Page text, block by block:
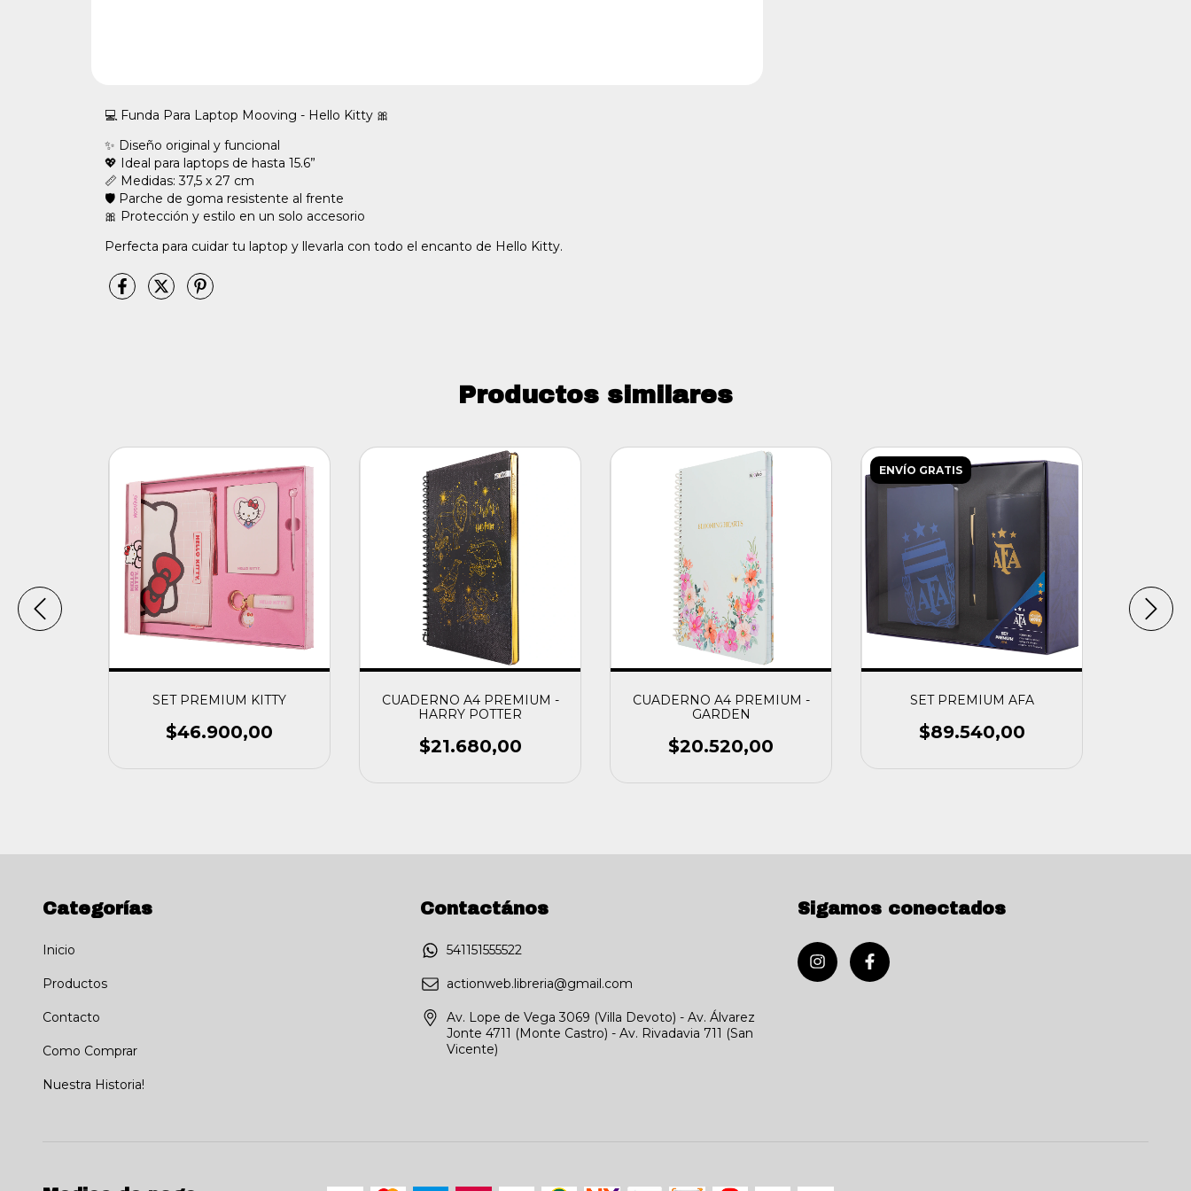
💻 Funda Para Laptop Mooving - Hello Kitty 🎀
✨ Diseño original y funcional
💖 Ideal para laptops de hasta 15.6”
📏 Medidas: 37,5 x 27 cm
🛡️ Parche de goma resistente al frente
🎀 Protección y estilo en un solo accesorio
Perfecta para cuidar tu laptop y llevarla con todo el encanto de Hello Kitty.
Productos similares
SET PREMIUM KITTY
$46.900,00
CUADERNO A4 PREMIUM -
HARRY POTTER
$21.680,00
CUADERNO A4 PREMIUM -
GARDEN
$20.520,00
ENVÍO GRATIS
SET PREMIUM AFA
$89.540,00
Categorías
Inicio
Productos
Contacto
Como Comprar
Nuestra Historia!
Contactános
541151555522
actionweb.libreria@gmail.com
Av. Lope de Vega 3069 (Villa Devoto) - Av. Álvarez
Jonte 4711 (Monte Castro) - Av. Rivadavia 711 (San
Vicente)
Sigamos conectados